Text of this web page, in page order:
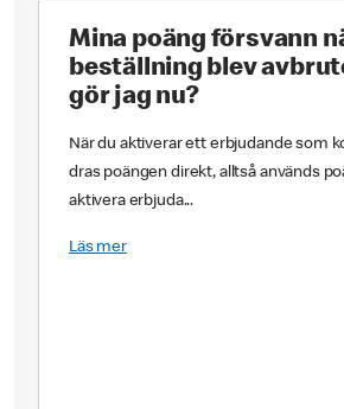
Mina poäng försvann
beställning blev
gör jag nu?
När du aktiverar ett erbjudande som
dras poängen direkt, alltså används
aktivera erbjuda...
Läs mer